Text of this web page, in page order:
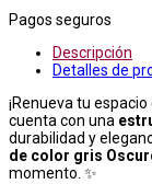
Pagos seguros
Descripción
Detalles de
¡Renueva tu
cuenta con una
durabilidad y
de color gris
momento. ✨